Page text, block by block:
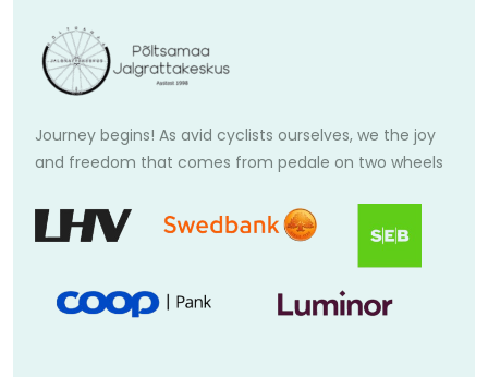
Journey begins! As avid cyclists ourselves, we the joy
and freedom that comes from pedale on two wheels